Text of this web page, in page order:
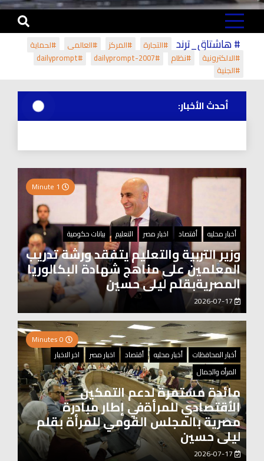
# هاشتاق_ترند #التجارة #المركز #العالمي
#لحماية
#الالكترونية
#نظام #dailyprompt-2007
#dailyprompt
#الجنية
أحدث الأخبار:
أخبار محليه أقتصاد اخبار مصر التعليم بيانات حكومية
وزير التربية والتعليم يتفقد ورشة تدريب
المعلمين على مناهج شهادة البكالوريا
المصريةبقلم ليلى حسين
أخبار المحافظات
أخبار محليه أقتصاد اخبار مصر
اخر الاخبار
المرأه والجمال
مائدة مستمرة لدعم التمكين
الأقتصادي للمرأةفي إطار مبادرة
مصرية بالمجلس القومي للمرأة بقلم
ليلى حسين
2026-07-17